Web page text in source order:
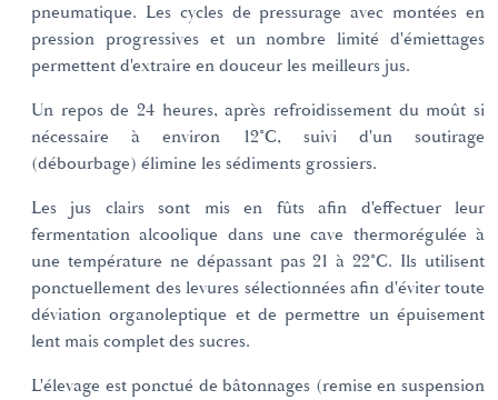
pneumatique. Les cycles de pressurage avec montées en
pression progressives et un nombre limité d'émiettages
permettent d'extraire en douceur les meilleurs jus.
Un repos de 24 heures, après refroidissement du moût si
nécessaire à environ 12°C, suivi d'un soutirage
(débourbage) élimine les sédiments grossiers.
Les jus clairs sont mis en fûts afin d'effectuer leur
fermentation alcoolique dans une cave thermorégulée à
une température ne dépassant pas 21 à 22°C. Ils utilisent
ponctuellement des levures sélectionnées afin d'éviter toute
déviation organoleptique et de permettre un épuisement
lent mais complet des sucres.
L'élevage est ponctué de bâtonnages (remise en suspension